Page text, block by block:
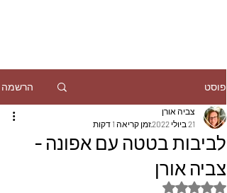
פוסט הרשמה
לביבות בטטה עם אפונה -
צביה אורן
צביה אורן
21 ביולי 2022
זמן קריאה 1 דקות
דירוג של NaN מתוך 5 כוכבים